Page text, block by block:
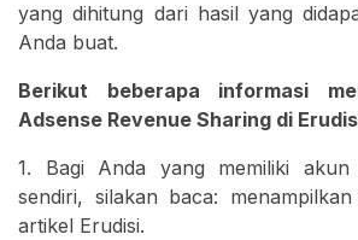
yang dihitung dari hasil yang
Anda buat.
Berikut beberapa informasi
Adsense Revenue Sharing di
1. Bagi Anda yang memiliki akun
sendiri, silakan baca:
artikel Erudisi.